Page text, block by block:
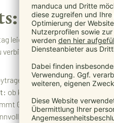
Was
leichter machen sollen.
verbinden.
unterstützen eine
ob kurzer Weg, Einkauf, Urlaub
Geborgenheit, während du
verteilt, damit Tragen nicht